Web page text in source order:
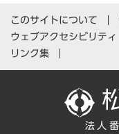
このサイトについて
ウェブアクセシビリティ
リンク集
法人